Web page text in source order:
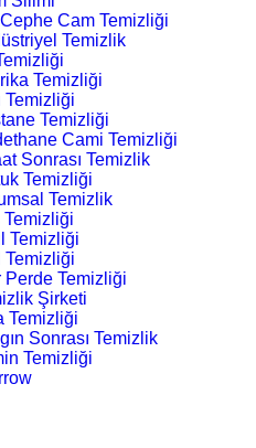
Cephe Cam Temizliği
Temizlik
Temizliği
Temizliği
Temizliği
Cami Temizliği
Sonrası Temizlik
Temizliği
Temizlik
Temizliği
Temizliği
Temizliği
Perde Temizliği
Şirketi
Temizliği
Sonrası Temizlik
Temizliği